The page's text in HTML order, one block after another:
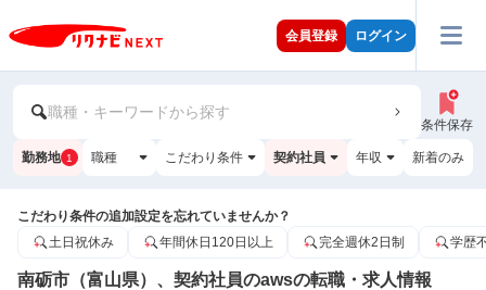
会員登録 ログイン
職種・キーワードから探す
条件保存
勤務地 1 職種 こだわり条件 契約社員 年収 新着のみ
こだわり条件の追加設定を忘れていませんか？
土日祝休み
年間休日120日以上 完全週休2日制 学歴
南砺市（富山県）、契約社員のawsの転職・求人情報